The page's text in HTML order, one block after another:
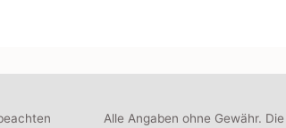
Alle Angaben ohne Gewähr. Die